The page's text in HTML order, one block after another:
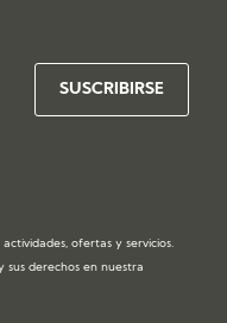
ofertas y servicios.
sus derechos en nuestra